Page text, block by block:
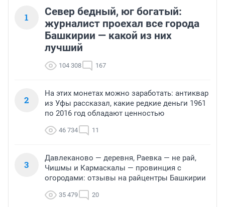
1
Север бедный, юг богатый:
журналист проехал все города
Башкирии — какой из них
лучший
104 308 167
2
На этих монетах можно заработать: антиквар
из Уфы рассказал, какие редкие деньги 1961
по 2016 год обладают ценностью
46 734 11
3
Давлеканово — деревня, Раевка — не рай,
Чишмы и Кармаскалы — провинция с
огородами: отзывы на райцентры Башкирии
35 479 20